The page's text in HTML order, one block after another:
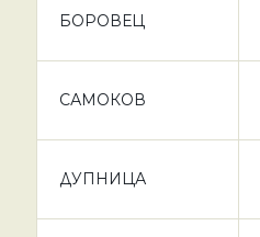
БОРОВЕЦ
САМОКОВ
ДУПНИЦА